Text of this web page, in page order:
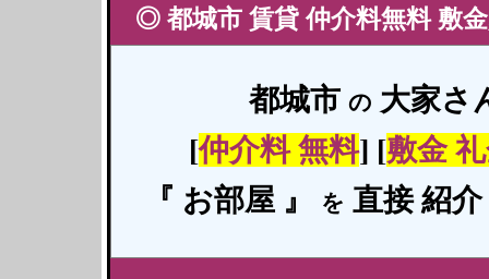
◎ 都城市 賃貸 仲介料無料 敷
都城市 の 大家さ
[仲介料 無料] [敷金
『 お部屋 』 を 直接紹介